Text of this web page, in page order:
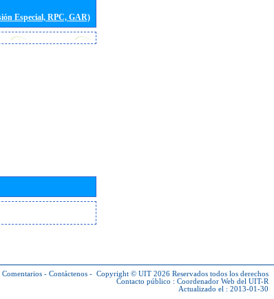
Especial, RPC, GAR)
Comentarios - Contáctenos - Copyright © UIT 2026 Reservados todos los derechos
Contacto público : Coordenador Web del UIT-R
Actualizado el : 2013-01-30